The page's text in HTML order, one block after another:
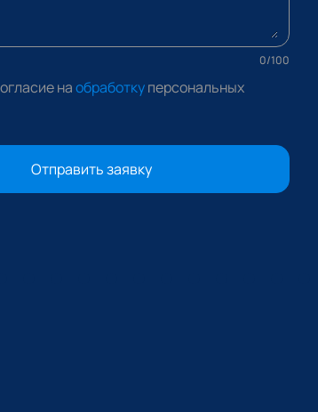
0/100
наобработкуперсональных
Отправить заявку